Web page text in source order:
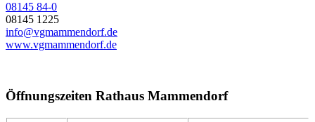
08145 84-0
08145 1225
info@vgmammendorf.de
www.vgmammendorf.de
Öffnungszeiten Rathaus Mammendorf